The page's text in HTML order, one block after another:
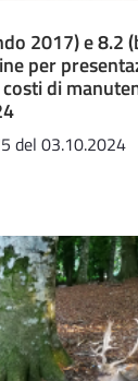
2017) e 8.2
per
di
del 03.10.2024